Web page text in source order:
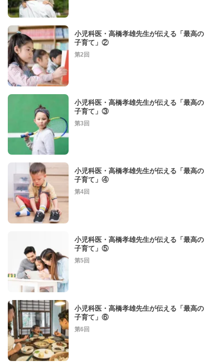
小児科医・高橋孝雄先生が伝える「最高の
子育て」②
第2回
小児科医・高橋孝雄先生が伝える「最高の
子育て」③
第3回
小児科医・高橋孝雄先生が伝える「最高の
子育て」④
第4回
小児科医・高橋孝雄先生が伝える「最高の
子育て」⑤
第5回
小児科医・高橋孝雄先生が伝える「最高の
子育て」⑥
第6回